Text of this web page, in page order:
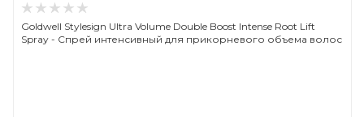
Goldwell Stylesign Ultra Volume Double Boost Intense Root Lift
Spray - Спрей интенсивный для прикорневого объема волос